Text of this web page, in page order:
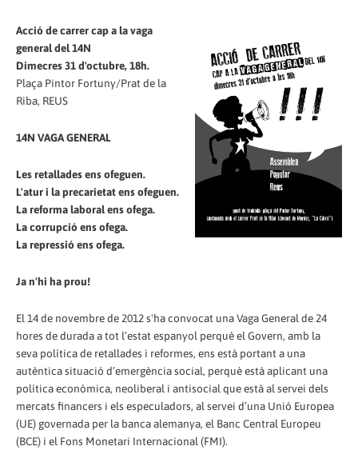
Acció de carrer cap a la vaga
general del 14N
Dimecres 31 d'octubre, 18h.
Plaça Pintor Fortuny/Prat de la
Riba, REUS
14N VAGA GENERAL
Les retallades ens ofeguen.
L'atur i la precarietat ens ofeguen.
La reforma laboral ens ofega.
La corrupció ens ofega.
La repressió ens ofega.
Ja n'hi ha prou!
El 14 de novembre de 2012 s'ha convocat una Vaga General de 24
hores de durada a tot l’estat espanyol perquè el Govern, amb la
seva política de retallades i reformes, ens està portant a una
autèntica situació d’emergència social, perquè està aplicant una
política econòmica, neoliberal i antisocial que està al servei dels
mercats financers i els especuladors, al servei d’una Unió Europea
(UE) governada per la banca alemanya, el Banc Central Europeu
(BCE) i el Fons Monetari Internacional (FMI).